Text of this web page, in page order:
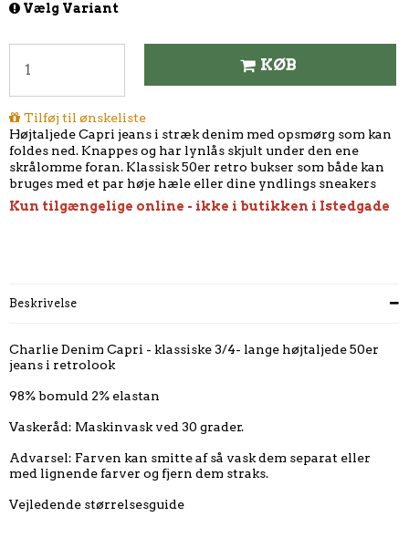
Vælg Variant
KØB
Tilføj til ønskeliste
Højtaljede Capri jeans i stræk denim med opsmørg som kan
foldes ned. Knappes og har lynlås skjult under den ene
skrålomme foran. Klassisk 50er retro bukser som både kan
bruges med et par høje hæle eller dine yndlings sneakers
Kun tilgængelige online - ikke i butikken i Istedgade
Beskrivelse
Charlie Denim Capri - klassiske 3/4- lange højtaljede 50er
jeans i retrolook
98% bomuld 2% elastan
Vaskeråd: Maskinvask ved 30 grader.
Advarsel: Farven kan smitte af så vask dem separat eller
med lignende farver og fjern dem straks.
Vejledende størrelsesguide